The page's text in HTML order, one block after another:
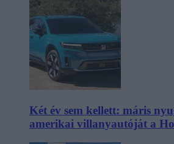
Két év sem kellett: máris
amerikai villanyautóját a